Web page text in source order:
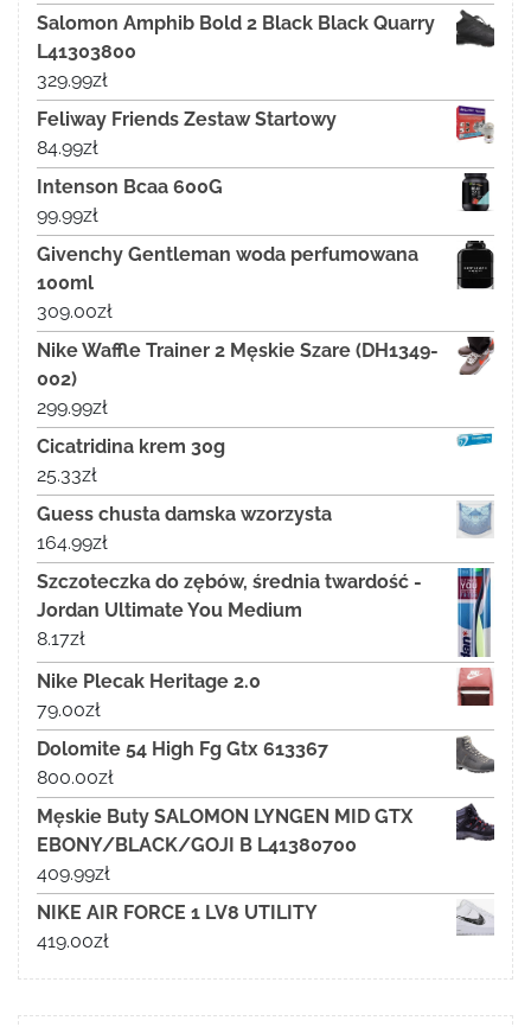
Salomon Amphib Bold 2 Black Black Quarry
L41303800
329.99zł
Feliway Friends Zestaw Startowy
84.99zł
Intenson Bcaa 600G
99.99zł
Givenchy Gentleman woda perfumowana
100ml
309.00zł
Nike Waffle Trainer 2 Męskie Szare (DH1349-
002)
299.99zł
Cicatridina krem 30g
25.33zł
Guess chusta damska wzorzysta
164.99zł
Szczoteczka do zębów, średnia twardość -
Jordan Ultimate You Medium
8.17zł
Nike Plecak Heritage 2.0
79.00zł
Dolomite 54 High Fg Gtx 613367
800.00zł
Męskie Buty SALOMON LYNGEN MID GTX
EBONY/BLACK/GOJI B L41380700
409.99zł
NIKE AIR FORCE 1 LV8 UTILITY
419.00zł